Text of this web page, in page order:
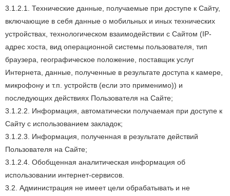
3.1.2.1. Технические данные, получаемые при доступе к Сайту,
включающие в себя данные о мобильных и иных технических
устройствах, технологическом взаимодействии с Сайтом (IP-
адрес хоста, вид операционной системы пользователя, тип
браузера, географическое положение, поставщик услуг
Интернета, данные, полученные в результате доступа к камере,
микрофону и т.п. устройств (если это применимо)) и
последующих действиях Пользователя на Сайте;
3.1.2.2. Информация, автоматически получаемая при доступе к
Сайту с использованием закладок;
3.1.2.3. Информация, полученная в результате действий
Пользователя на Сайте;
3.1.2.4. Обобщенная аналитическая информация об
использовании интернет-сервисов.
3.2. Администрация не имеет цели обрабатывать и не